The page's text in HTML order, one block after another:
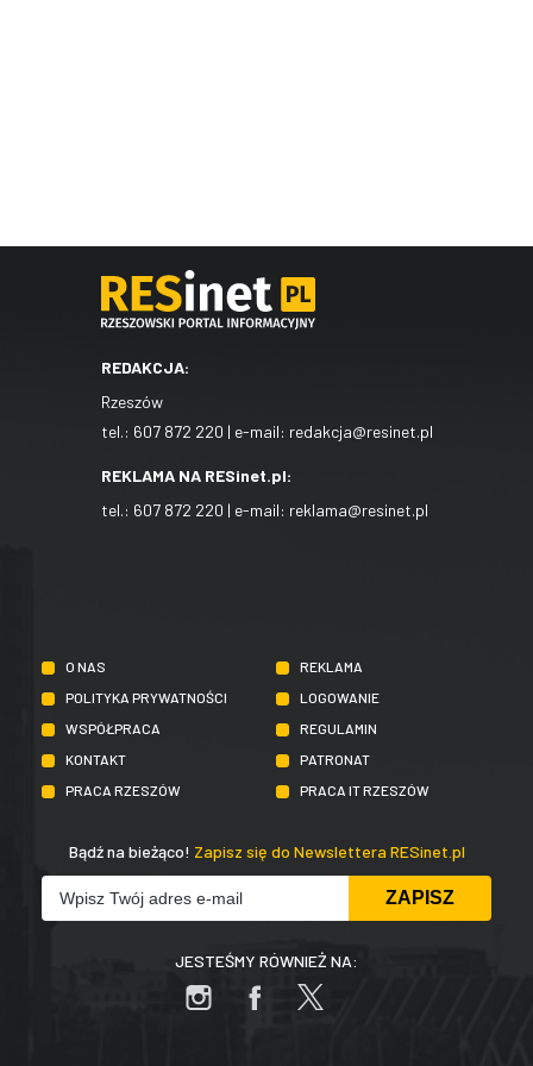
REDAKCJA:
Rzeszów
tel.: 607 872 220 | e-mail: redakcja@resinet.pl
REKLAMA NA RESinet.pl:
tel.: 607 872 220 | e-mail: reklama@resinet.pl
O NAS
REKLAMA
POLITYKA PRYWATNOŚCI
LOGOWANIE
WSPÓŁPRACA
REGULAMIN
KONTAKT
PATRONAT
PRACA RZESZÓW
PRACA IT RZESZÓW
Bądź na bieżąco! Zapisz się do Newslettera RESinet.pl
JESTEŚMY RÓWNIEŻ NA: